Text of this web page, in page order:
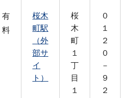
有
料
桜木
町駅
（外
部サ
イ
ト）
桜
木
町
１
丁
目
１
０
１
２
０
－
９
２